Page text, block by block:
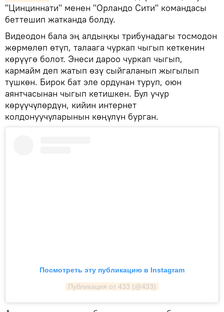
"Цинциннати" менен "Орландо Сити" командасы
беттешип жатканда болду.
Видеодон бала эң алдыңкы трибунадагы тосмодон
жөрмөлөп өтүп, талаага чуркап чыгып кеткенин
көрүүгө болот. Энеси дароо чуркап чыгып,
кармайм деп жатып өзү сыйгаланып жыгылып
түшкөн. Бирок бат эле ордунан туруп, оюн
аянтчасынан чыгып кетишкен. Бул учур
көрүүчүлөрдүн, кийин интернет
колдонуучуларынын көңүлүн бурган.
Посмотреть эту публикацию в Instagram
Публикация от 433 (@433)